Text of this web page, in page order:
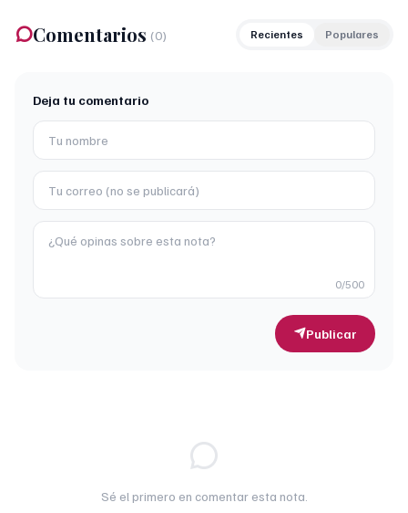
Comentarios (0) Recientes Populares
Deja tu comentario
0/500
Publicar
Sé el primero en comentar esta nota.